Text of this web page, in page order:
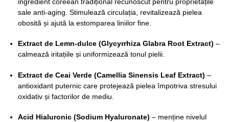
sale anti-aging. Stimulează circulația, revitalizează pielea
obosită și ajută la estomparea liniilor fine.
Extract de Lemn-dulce (Glycyrrhiza Glabra Root Extract) –
calmează iritațiile și uniformizează tonul pielii.
Extract de Ceai Verde (Camellia Sinensis Leaf Extract) –
antioxidant puternic care protejează pielea împotriva stresului
oxidativ și factorilor de mediu.
Acid Hialuronic (Sodium Hyaluronate) – menține nivelul